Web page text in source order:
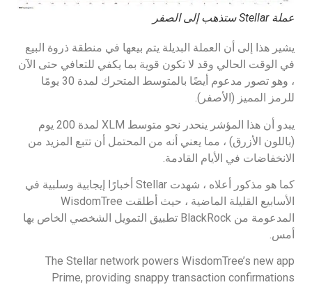
عملة Stellar ستذهب إلى الصفر
يشير هذا إلى أن العملة البديلة يتم بيعها في منطقة ذروة البيع
في الوقت الحالي وقد لا تكون قوية بما يكفي للتعافي حتى الآن
، وهو تصور مدعوم أيضًا بالمتوسط المتحرك لمدة 30 يومًا
للرمز المميز (الأصفر).
يبدو أن هذا المؤشر ينحدر نحو متوسط XLM لمدة 200 يوم
(باللون الأزرق) ، مما يعني أنه من المحتمل أن تتبع المزيد من
الانخفاضات في الأيام القادمة.
كما هو مذكور أعلاه ، شهدت Stellar أخبارًا إيجابية وسلبية في
الأسابيع القليلة الماضية ، حيث أطلقت WisdomTree
المدعومة من BlackRock تطبيق التمويل الشخصي الخاص بها
أمس.
The Stellar network powers WisdomTree’s new app
Prime, providing snappy transaction confirmations